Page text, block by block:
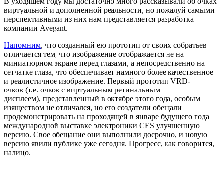
виртуальной и дополненной реальности, но пожалуй самыми
перспективными из них нам представляется разработка
компании Avegant.
Напомним, что созданный ею прототип от своих собратьев
отличается тем, что изображение отображается не на
миниатюрном экране перед глазами, а непосредственно на
сетчатке глаза, что обеспечивает намного более качественное
и реалистичное изображение. Первый прототип VRD-
очков (т.е. очков с виртуальным ретинальным
дисплеем), представленный в октябре этого года, особым
изяществом не отличался, но его создатели обещали
продемонстрировать на проходящей в январе будущего года
международной выставке электроники CES улучшенную
версию. Свое обещание они выполнили досрочно, и новую
версию явили публике уже сегодня. Прогресс, как говорится,
налицо.